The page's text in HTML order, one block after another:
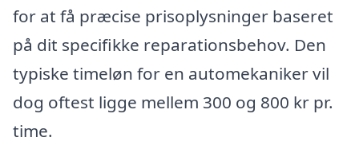
for at få præcise prisoplysninger baseret
på dit specifikke reparationsbehov. Den
typiske timeløn for en automekaniker vil
dog oftest ligge mellem 300 og 800 kr pr.
time.